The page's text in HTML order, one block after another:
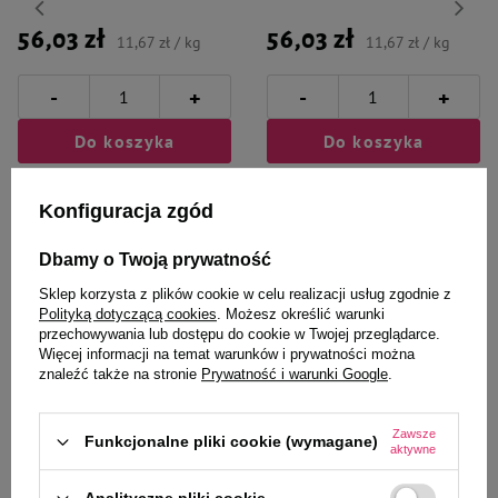
56,03 zł 11,67 zł / kg
- +
Do koszyka
56,03 zł 11,67 zł / kg
- +
Do koszyka
Wybrane specjalnie dla
Ciebie i Twojego czworonoga
Daily Pleasures z bażantem,
Konfiguracja zgód
Dbamy o Twoją prywatność
Sklep korzysta z plików cookie w celu realizacji usług zgodnie z
Polityką dotyczącą cookies. Możesz określić warunki
przechowywania lub dostępu do cookie w Twojej przeglądarce.
Więcej informacji na temat warunków i prywatności można
znaleźć także na stronie Prywatność i warunki Google.
Funkcjonalne pliki cookie (wymagane)
Zawsze
aktywne